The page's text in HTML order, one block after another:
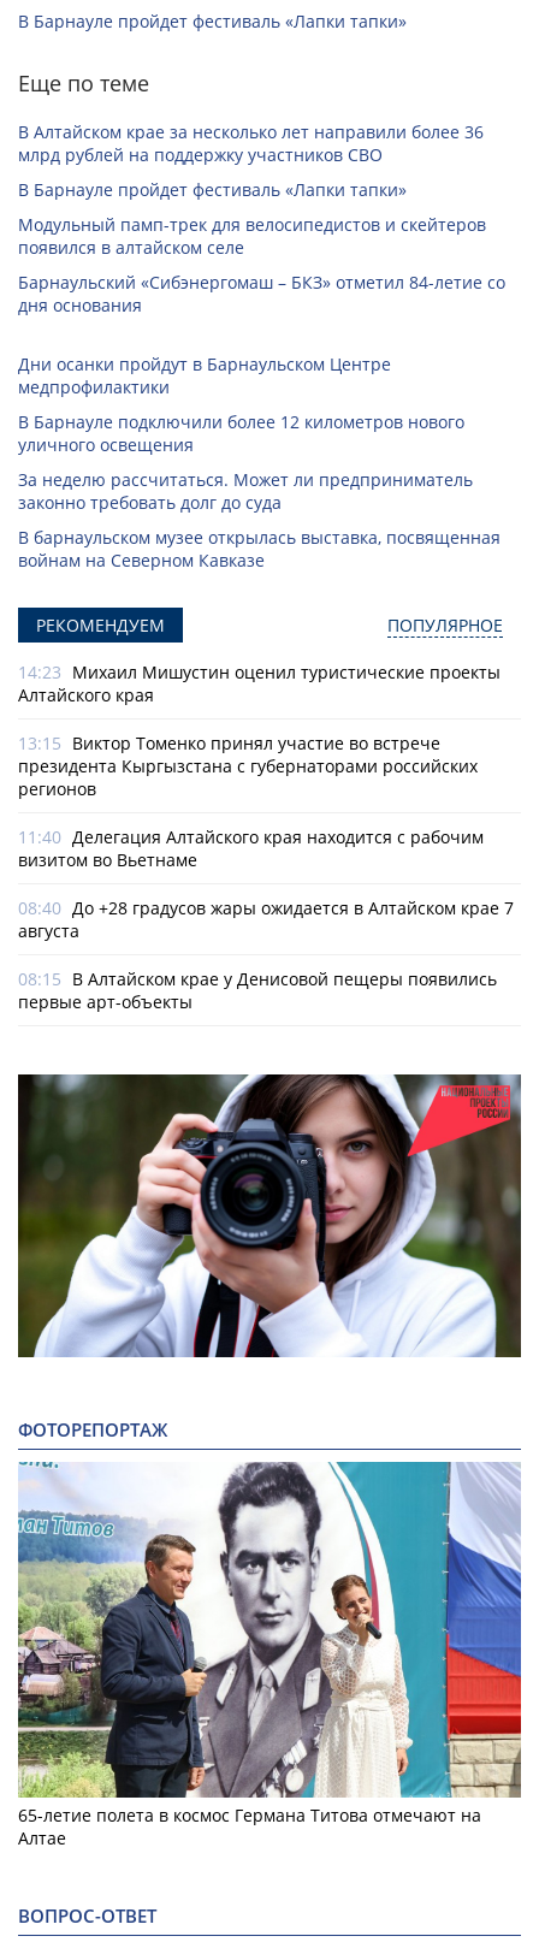
В Барнауле пройдет фестиваль «Лапки тапки»
Еще по теме
В Алтайском крае за несколько лет направили более 36
млрд рублей на поддержку участников СВО
В Барнауле пройдет фестиваль «Лапки тапки»
Модульный памп-трек для велосипедистов и скейтеров
появился в алтайском селе
Барнаульский «Сибэнергомаш – БКЗ» отметил 84-летие со
дня основания
Дни осанки пройдут в Барнаульском Центре
медпрофилактики
В Барнауле подключили более 12 километров нового
уличного освещения
За неделю рассчитаться. Может ли предприниматель
законно требовать долг до суда
В барнаульском музее открылась выставка, посвященная
войнам на Северном Кавказе
РЕКОМЕНДУЕМ ПОПУЛЯРНОЕ
14:23 Михаил Мишустин оценил туристические проекты
Алтайского края
13:15 Виктор Томенко принял участие во встрече
президента Кыргызстана с губернаторами российских
регионов
11:40 Делегация Алтайского края находится с рабочим
визитом во Вьетнаме
08:40 До +28 градусов жары ожидается в Алтайском крае 7
августа
08:15 В Алтайском крае у Денисовой пещеры появились
первые арт-объекты
ФОТОРЕПОРТАЖ
65-летие полета в космос Германа Титова отмечают на
Алтае
ВОПРОС-ОТВЕТ